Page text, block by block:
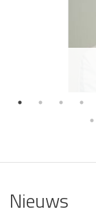
Nieuws